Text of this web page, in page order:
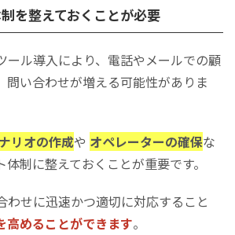
を整えておくことが必要
ール導入により、電話やメールでの顧
問い合わせが増える可能性がありま
リオの作成や オペレーターの確保な
制に整えておくことが重要です。
わせに迅速かつ適切に対応すること
高めることができます。